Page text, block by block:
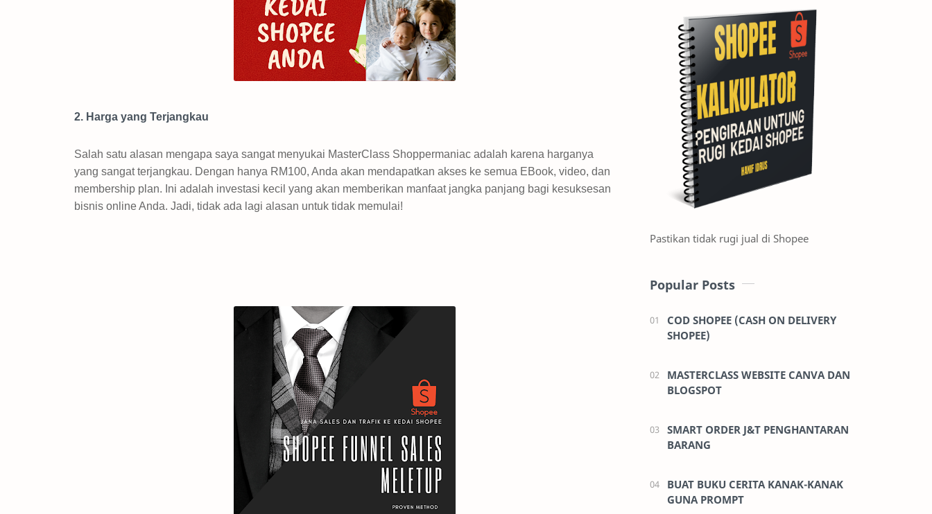
2. Harga yang Terjangkau
Salah satu alasan mengapa saya sangat menyukai MasterClass Shoppermaniac adalah karena harganya
yang sangat terjangkau. Dengan hanya RM100, Anda akan mendapatkan akses ke semua EBook, video, dan
membership plan. Ini adalah investasi kecil yang akan memberikan manfaat jangka panjang bagi kesuksesan
bisnis online Anda. Jadi, tidak ada lagi alasan untuk tidak memulai!
Pastikan tidak rugi jual di Shopee
Popular Posts
COD SHOPEE (CASH ON DELIVERY
SHOPEE)
MASTERCLASS WEBSITE CANVA DAN
BLOGSPOT
SMART ORDER J&T PENGHANTARAN
BARANG
BUAT BUKU CERITA KANAK-KANAK
GUNA PROMPT